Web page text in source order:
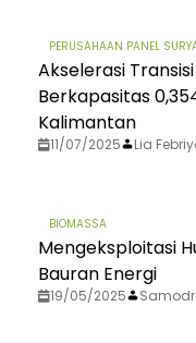
PERUSAHAAN PANEL
Akselerasi
Berkapasitas
Kalimantan
11/07/2025 Lia
BIOMASSA
Mengeksploitasi
Bauran Energi
19/05/2025